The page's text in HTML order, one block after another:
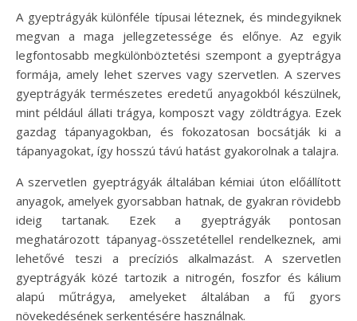
A gyeptrágyák különféle típusai léteznek, és mindegyiknek
megvan a maga jellegzetessége és előnye. Az egyik
legfontosabb megkülönböztetési szempont a gyeptrágya
formája, amely lehet szerves vagy szervetlen. A szerves
gyeptrágyák természetes eredetű anyagokból készülnek,
mint például állati trágya, komposzt vagy zöldtrágya. Ezek
gazdag tápanyagokban, és fokozatosan bocsátják ki a
tápanyagokat, így hosszú távú hatást gyakorolnak a talajra.
A szervetlen gyeptrágyák általában kémiai úton előállított
anyagok, amelyek gyorsabban hatnak, de gyakran rövidebb
ideig tartanak. Ezek a gyeptrágyák pontosan
meghatározott tápanyag-összetétellel rendelkeznek, ami
lehetővé teszi a precíziós alkalmazást. A szervetlen
gyeptrágyák közé tartozik a nitrogén, foszfor és kálium
alapú műtrágya, amelyeket általában a fű gyors
növekedésének serkentésére használnak.